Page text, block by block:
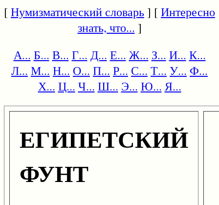
[Нумизматический словарь] [Интересно
знать, что... ]
А... Б... В... Г... Д... Е... Ж... З... И... К...
Л... М... Н... О... П... Р... С... Т... У... Ф...
Х... Ц... Ч... Ш... Э... Ю... Я...
ЕГИПЕТСКИЙ
ФУНТ